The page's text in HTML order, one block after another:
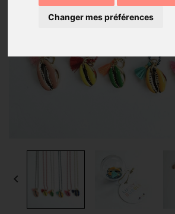
Changer mes préférences
